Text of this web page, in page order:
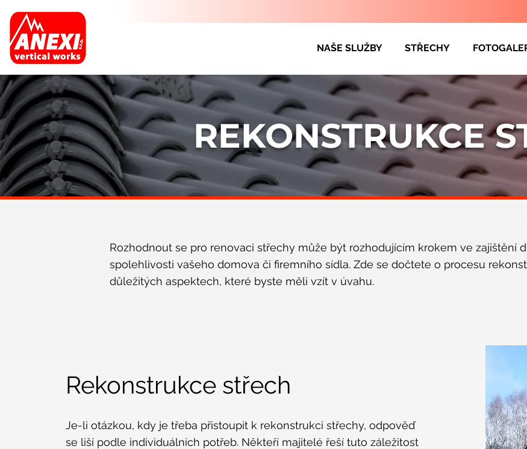
NAŠE SLUŽBY STŘECHY
REKONSTRUKCE
Rozhodnout se pro renovaci střechy může být rozhodujícím krokem ve zajištění
spolehlivosti vašeho domova či firemního sídla. Zde se dočtete o procesu
důležitých aspektech, které byste měli vzít v úvahu.
Rekonstrukce střech
Je-li otázkou, kdy je třeba přistoupit k rekonstrukci střechy, odpověď
se liší podle individuálních potřeb. Někteří majitelé řeší tuto záležitost